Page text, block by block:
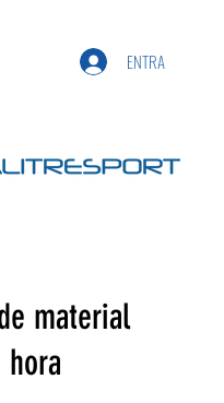
ENTRA
material
hora